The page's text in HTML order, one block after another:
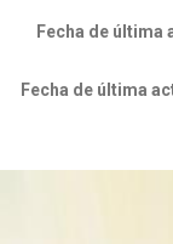
Fecha de
Fecha de última